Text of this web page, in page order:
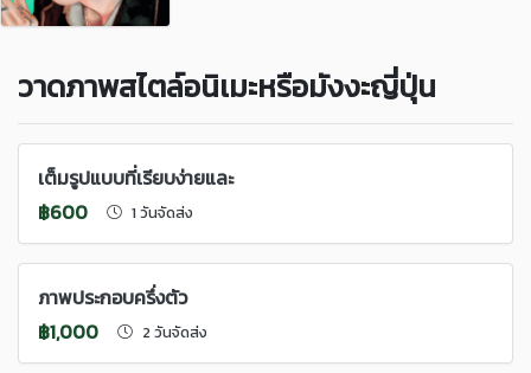
วาดภาพสไตล์อนิเมะหรือมังงะญี่ปุ่น
เต็มรูปแบบที่เรียบง่ายและ
฿600
1 วันจัดส่ง
ภาพประกอบครึ่งตัว
฿1,000
2 วันจัดส่ง